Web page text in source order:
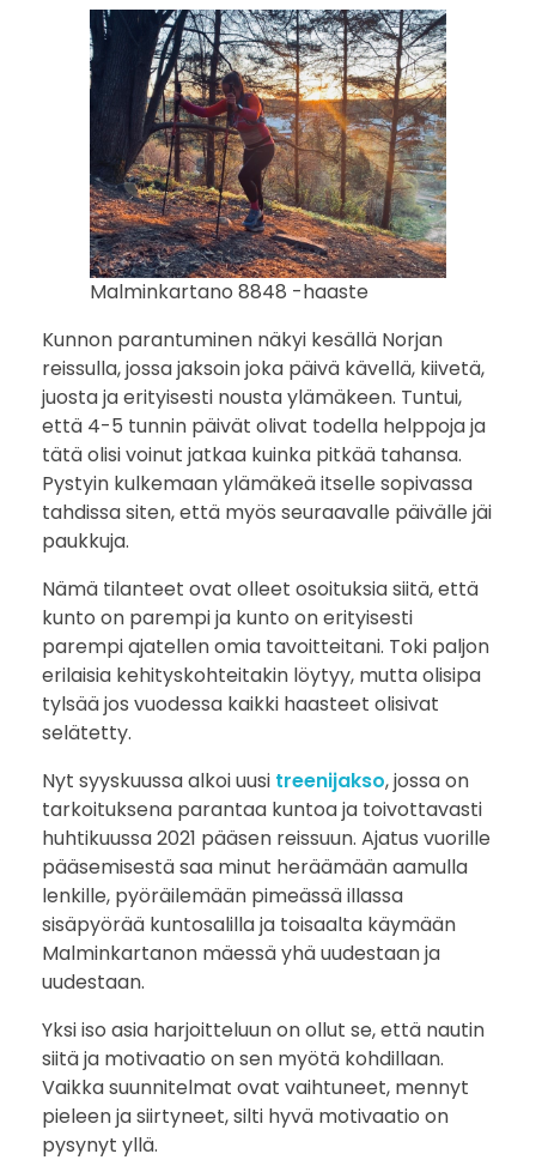
Malminkartano 8848 -haaste
Kunnon parantuminen näkyi kesällä Norjan
reissulla, jossa jaksoin joka päivä kävellä, kiivetä,
juosta ja erityisesti nousta ylämäkeen. Tuntui,
että 4-5 tunnin päivät olivat todella helppoja ja
tätä olisi voinut jatkaa kuinka pitkää tahansa.
Pystyin kulkemaan ylämäkeä itselle sopivassa
tahdissa siten, että myös seuraavalle päivälle jäi
paukkuja.
Nämä tilanteet ovat olleet osoituksia siitä, että
kunto on parempi ja kunto on erityisesti
parempi ajatellen omia tavoitteitani. Toki paljon
erilaisia kehityskohteitakin löytyy, mutta olisipa
tylsää jos vuodessa kaikki haasteet olisivat
selätetty.
Nyt syyskuussa alkoi uusi treenijakso, jossa on
tarkoituksena parantaa kuntoa ja toivottavasti
huhtikuussa 2021 pääsen reissuun. Ajatus vuorille
pääsemisestä saa minut heräämään aamulla
lenkille, pyöräilemään pimeässä illassa
sisäpyörää kuntosalilla ja toisaalta käymään
Malminkartanon mäessä yhä uudestaan ja
uudestaan.
Yksi iso asia harjoitteluun on ollut se, että nautin
siitä ja motivaatio on sen myötä kohdillaan.
Vaikka suunnitelmat ovat vaihtuneet, mennyt
pieleen ja siirtyneet, silti hyvä motivaatio on
pysynyt yllä.